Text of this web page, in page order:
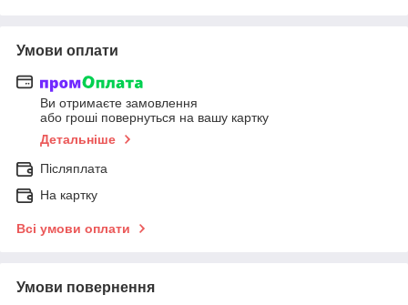
Умови оплати
Ви отримаєте замовлення
або гроші повернуться на вашу картку
Детальніше
Післяплата
На картку
Всі умови оплати
Умови повернення